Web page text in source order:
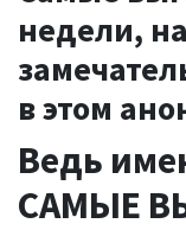
недели,
в этом
Ведь
САМЫЕ